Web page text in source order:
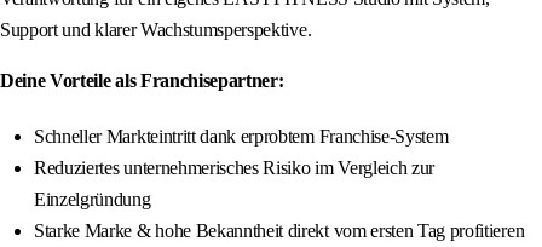
Support und klarer Wachstumsperspektive.
Deine Vorteile als Franchisepartner:
Schneller Markteintritt dank erprobtem Franchise-System
Reduziertes unternehmerisches Risiko im Vergleich zur
Einzelgründung
Starke Marke & hohe Bekanntheit direkt vom ersten Tag profitieren